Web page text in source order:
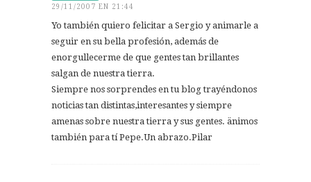
29/11/2007 EN 21:44
Yo también quiero felicitar a Sergio y animarle a
seguir en su bella profesión, además de
enorgullecerme de que gentes tan brillantes
salgan de nuestra tierra.
Siempre nos sorprendes en tu blog trayéndonos
noticias tan distintas,interesantes y siempre
amenas sobre nuestra tierra y sus gentes. änimos
también para tí Pepe.Un abrazo.Pilar